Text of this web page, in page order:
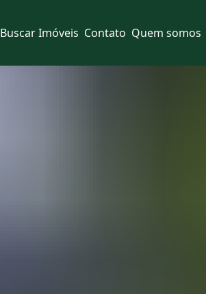
Buscar Imóveis Contato Quem somos